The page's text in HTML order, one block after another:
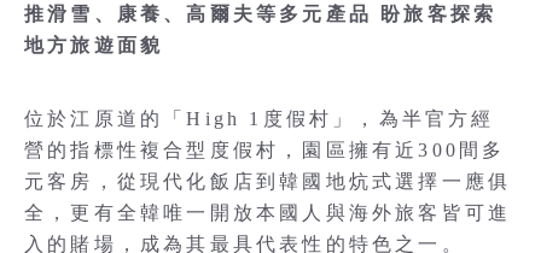
推滑雪、康養、高爾夫等多元產品 盼旅客探索
地方旅遊面貌
位於江原道的「High 1度假村」，為半官方經
營的指標性複合型度假村，園區擁有近300間多
元客房，從現代化飯店到韓國地炕式選擇一應俱
全，更有全韓唯一開放本國人與海外旅客皆可進
入的賭場，成為其最具代表性的特色之一。